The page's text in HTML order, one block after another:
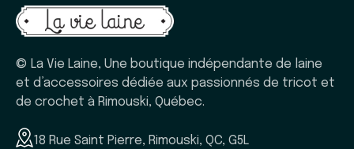
© La Vie Laine, Une boutique indépendante de laine
et d’accessoires dédiée aux passionnés de tricot et
de crochet à Rimouski, Québec.
18 Rue Saint Pierre, Rimouski, QC, G5L